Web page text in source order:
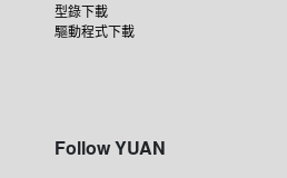
型錄下載
驅動程式下載
Follow YUAN